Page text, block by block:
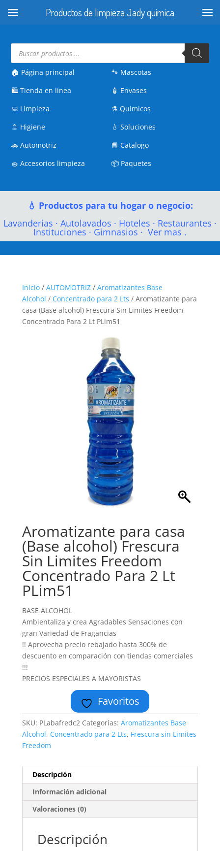
Búsqueda
productos
🏠 Página principal
🛍️Tienda en línea
🧼 Limpieza
🚿 Higiene
🚗Automotriz
🧽Accesorios limpieza
🐾 Mascotas
🧴 Envases
⚗️Quimicos
💧Soluciones
📘Catalogo
📦 Paquetes
💧 Productos para tu hogar o negocio:
Lavanderias · Autolavados · Hoteles · Restaurantes ·
Instituciones · Gimnasios · Ver mas .
Inicio/ AUTOMOTRIZ/ Aromatizantes Base
Alcohol / Concentrado para 2 Lts / Aromatizante para
casa (Base alcohol) Frescura Sin Limites Freedom
Concentrado Para 2 Lt PLim51
Aromatizante para casa
(Base alcohol) Frescura
Sin Limites Freedom
Concentrado Para 2 Lt
PLim51
BASE ALCOHOL
Ambientaliza y crea Agradables Sensaciones con
gran Variedad de Fragancias
!! Aprovecha precio rebajado hasta 300% de
descuento en comparación con tiendas comerciales
!!!
PRECIOS ESPECIALES A MAYORISTAS
Favoritos
SKU: PLabafredc2 Categorías: Aromatizantes Base
Alcohol, Concentrado para 2 Lts, Frescura sin Limites
Freedom
Descripción
Información adicional
Valoraciones (0)
Descripción
Productos de limpieza Jady quimica